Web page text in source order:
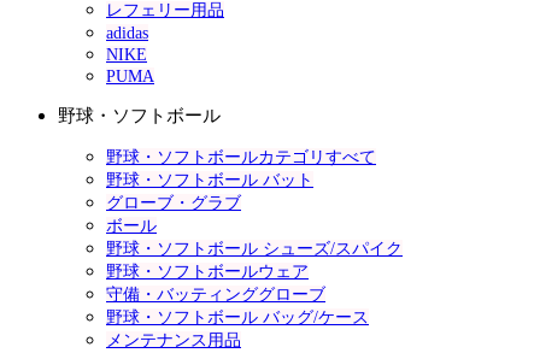
レフェリー用品
adidas
NIKE
PUMA
野球・ソフトボール
野球・ソフトボールカテゴリすべて
野球・ソフトボール バット
グローブ・グラブ
ボール
野球・ソフトボール シューズ/スパイク
野球・ソフトボールウェア
守備・バッティンググローブ
野球・ソフトボール バッグ/ケース
メンテナンス用品